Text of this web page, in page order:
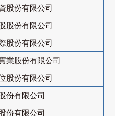
股份有限公司
股份有限公司
股份有限公司
業股份有限公司
股份有限公司
份有限公司
份有限公司